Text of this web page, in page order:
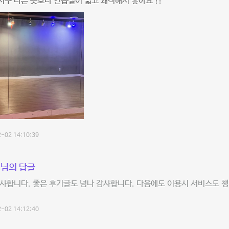
02 14:10:39
의 답글
합니다. 좋은 후기글도 넘나 감사합니다. 다음에도 이용시 서비스도
02 14:12:40